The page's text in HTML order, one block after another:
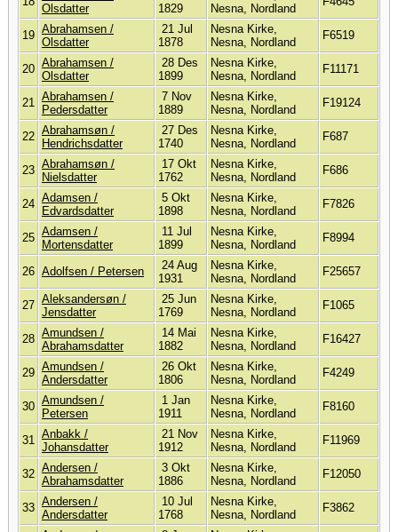
Olsdatter
1829
Nesna, Nordland
19 Abrahamsen /
Olsdatter
21 Jul
1878
Nesna Kirke,
Nesna, Nordland
F6519
20 Abrahamsen /
Olsdatter
28 Des
1899
Nesna Kirke,
Nesna, Nordland
F11171
21 Abrahamsen /
Pedersdatter
7 Nov
1889
Nesna Kirke,
Nesna, Nordland
F19124
22 Abrahamsøn /
Hendrichsdatter
27 Des
1740
Nesna Kirke,
Nesna, Nordland
F687
23 Abrahamsøn /
Nielsdatter
17 Okt
1762
Nesna Kirke,
Nesna, Nordland
F686
24 Adamsen /
Edvardsdatter
5 Okt
1898
Nesna Kirke,
Nesna, Nordland
F7826
25 Adamsen /
Mortensdatter
11 Jul
1899
Nesna Kirke,
Nesna, Nordland
F8994
26 Adolfsen / Petersen
24 Aug
1931
Nesna Kirke,
Nesna, Nordland
F25657
27 Aleksandersøn /
Jensdatter
25 Jun
1769
Nesna Kirke,
Nesna, Nordland
F1065
28 Amundsen /
Abrahamsdatter
14 Mai
1882
Nesna Kirke,
Nesna, Nordland
F16427
29 Amundsen /
Andersdatter
26 Okt
1806
Nesna Kirke,
Nesna, Nordland
F4249
30 Amundsen /
Petersen
1 Jan
1911
Nesna Kirke,
Nesna, Nordland
F8160
31 Anbakk /
Johansdatter
21 Nov
1912
Nesna Kirke,
Nesna, Nordland
F11969
32 Andersen /
Abrahamsdatter
3 Okt
1886
Nesna Kirke,
Nesna, Nordland
F12050
33 Andersen /
Andersdatter
10 Jul
1768
Nesna Kirke,
Nesna, Nordland
F3862